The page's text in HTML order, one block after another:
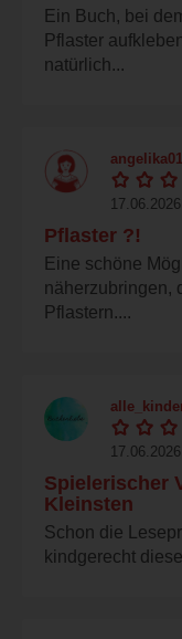
Ein Buch, bei
Pflaster
natürlich...
Pflaster ?!
Eine schöne
näherzubringen,
Pflastern....
Spielerischer
Kleinsten
Schon die
kindgerecht